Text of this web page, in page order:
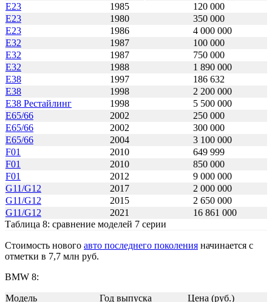
E23
1985
120 000
E23
1980
350 000
E23
1986
4 000 000
E32
1987
100 000
E32
1987
750 000
E32
1988
1 890 000
E38
1997
186 632
E38
1998
2 200 000
E38 Рестайлинг
1998
5 500 000
E65/66
2002
250 000
E65/66
2002
300 000
E65/66
2004
3 100 000
F01
2010
649 999
F01
2010
850 000
F01
2012
9 000 000
G11/G12
2017
2 000 000
G11/G12
2015
2 650 000
G11/G12
2021
16 861 000
Таблица 8: сравнение моделей 7 серии
Стоимость нового авто последнего поколения начинается с
отметки в 7,7 млн руб.
BMW 8:
Модель Год выпуска Цена (руб.)